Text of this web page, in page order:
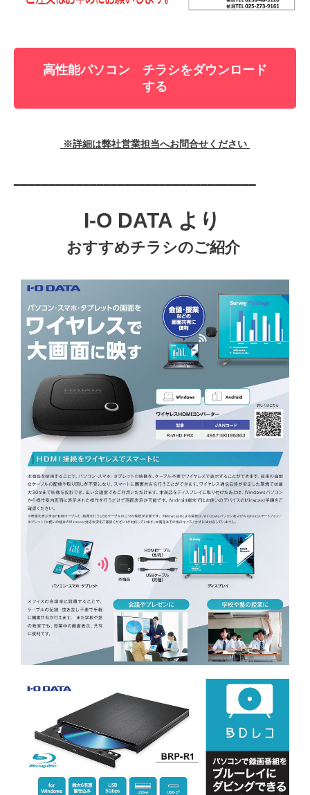
高性能パソコン チラシをダウンロード
する
※詳細は弊社営業担当へお問合せください
━━━━━━━━━━━━━━━━━━━━━━━━━━━━━━━━━━━
I-O DATA より
おすすめチラシのご紹介